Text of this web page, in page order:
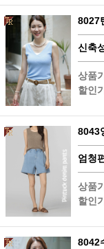
8027
신축
상품
할인
8043
엄청
상품
할인
8042